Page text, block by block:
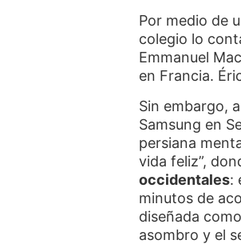
Por medio de
colegio lo
Emmanuel
en Francia.
Sin embargo,
Samsung en
persiana
vida feliz”,
occidentales:
minutos de
diseñada
asombro y el